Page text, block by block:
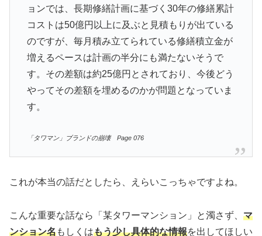
ョンでは、長期修繕計画に基づく30年の修繕累計
コストは50億円以上に及ぶと見積もりが出ている
のですが、毎月積み立てられている修繕積立金が
増えるペースは計画の半分にも満たないそうで
す。その差額は約25億円とされており、今後どう
やってその差額を埋めるのかが問題となっていま
す。
「タワマン」ブランドの崩壊 Page 076
これが本当の話だとしたら、えらいこっちゃですよね。
こんな重要な話なら「某タワーマンション」と濁さず、 マ
ンション名もしくはもう少し具体的な情報を出してほしい